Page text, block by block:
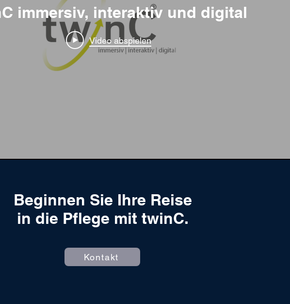
immersiv, interaktiv und digital
Video abspielen
Beginnen Sie Ihre Reise
in die Pflege mit twinC.
Kontakt